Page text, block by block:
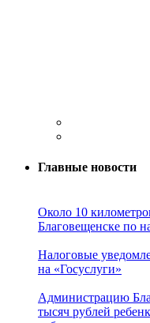
Главные новости
Около 10
Благовещенске по
Налоговые
на «Госуслуги»
Администрацию
тысяч рублей